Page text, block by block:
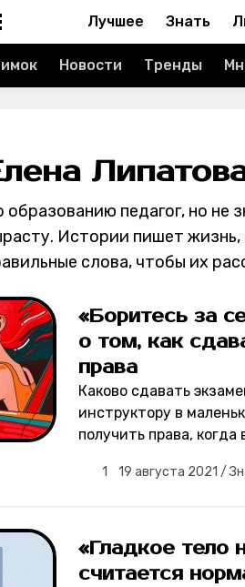
Лучшее Знать
Новости Тренды
образованию педагог, но не
Истории пишет жизнь,
слова, чтобы их
«Боритесь за
о том, как
права
Каково сдавать
инструктору в
получить права, когда
1 19 августа 2021 /
«Гладкое тело
считается